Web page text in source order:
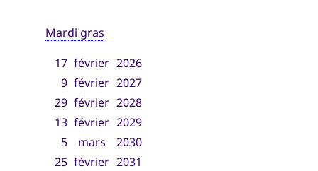
Mardi gras
17 février 2026
9 février 2027
29 février 2028
13 février 2029
5
mars
2030
25 février 2031